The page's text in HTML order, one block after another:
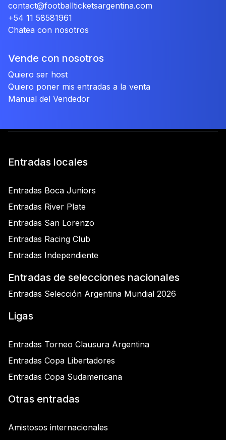
contact@footballticketsargentina.com
+54 11 58581961
Chatea con nosotros
Vende con nosotros
Quiero ser host
Quiero poner mis entradas a la venta
Manual del Vendedor
Entradas locales
Entradas Boca Juniors
Entradas River Plate
Entradas San Lorenzo
Entradas Racing Club
Entradas Independiente
Entradas de selecciones nacionales
Entradas Selección Argentina Mundial 2026
Ligas
Entradas Torneo Clausura Argentina
Entradas Copa Libertadores
Entradas Copa Sudamericana
Otras entradas
Amistosos internacionales